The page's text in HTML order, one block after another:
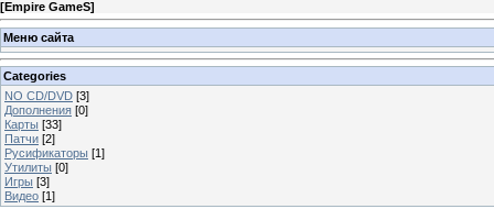
[Empire GameS]
Меню сайта
Categories
NO CD/DVD [3]
Дополнения [0]
Карты [33]
Патчи [2]
Русификаторы [1]
Утилиты [0]
Игры [3]
Видео [1]